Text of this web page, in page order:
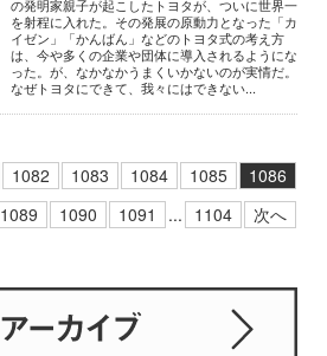
の発明家親子が起こしたトヨタが、ついに世界一
を射程に入れた。その発展の原動力となった「カ
イゼン」「かんばん」などのトヨタ式の考え方
は、今や多くの企業や団体に導入されるようにな
った。が、なかなかうまくいかないのが実情だ。
なぜトヨタにできて、我々にはできない...
1082 1083 1084 1085
1086
1089 1090 1091 ... 1104 次へ